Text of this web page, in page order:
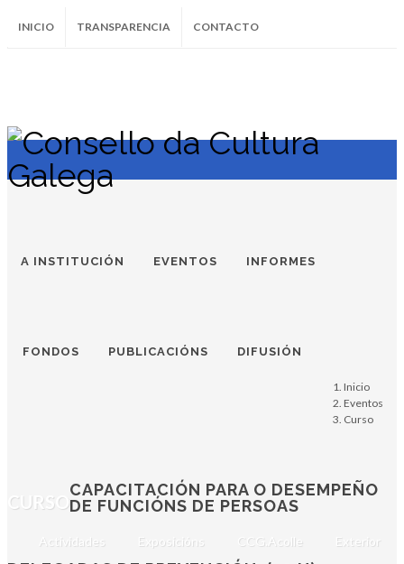
INICIO TRANSPARENCIA CONTACTO
InstagramFacebookTwitter Soundcloud
Youtube
A INSTITUCIÓN EVENTOS INFORMES
FONDOS PUBLICACIÓNS DIFUSIÓN
CURSO
Actividades Exposicións CCG.Acolle Exterior
CAPACITACIÓN PARA O DESEMPEÑO
DE FUNCIÓNS DE PERSOAS
Inicio
Eventos
Curso
funcións de persoas
prevención. (50 h)
EN LIÑA